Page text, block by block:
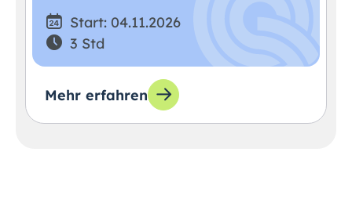
Start: 04.11.2026
3 Std
Mehr erfahren